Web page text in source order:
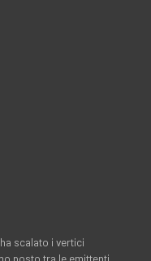
scalato i vertici
posto tra le emittenti